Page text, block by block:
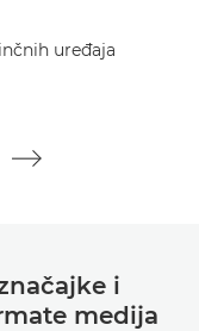
uređaja
i
medija